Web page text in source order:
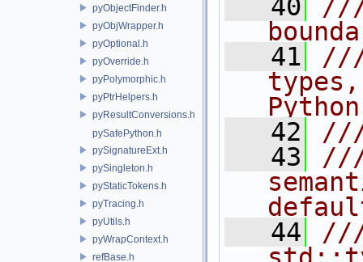
pyObjectFinder.h
pyObjWrapper.h
pyOptional.h
pyOverride.h
pyPolymorphic.h
pyPtrHelpers.h
pyResultConversions.h
pySafePython.h
pySignatureExt.h
pySingleton.h
pyStaticTokens.h
pyTracing.h
pyUtils.h
pyWrapContext.h
refBase.h
   40
///
   41
///
   42
///
   43
///
   44
///